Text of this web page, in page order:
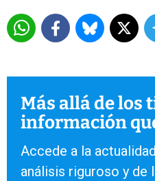
Más allá de los
información
Accede a la
análisis riguroso y de